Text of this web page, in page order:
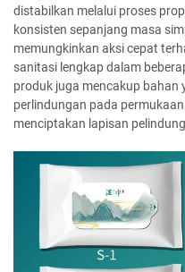
distabilkan melalui proses
konsisten sepanjang masa
memungkinkan aksi cepat
sanitasi lengkap dalam
produk juga mencakup bahan
perlindungan pada
menciptakan lapisan